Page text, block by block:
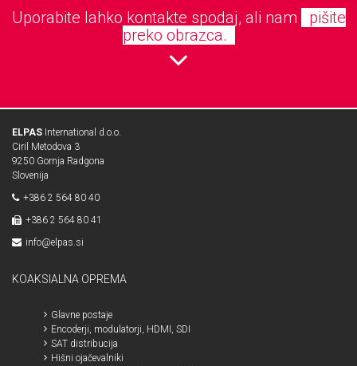
Uporabite lahko kontakte spodaj, ali nam
pišite
preko obrazca.
ELPAS International d.o.o.
Ciril Metodova 3
9250 Gornja Radgona
Slovenija
+386 2 564 80 40
+386 2 564 80 41
info@elpas.si
KOAKSIALNA OPREMA
Glavne postaje
Encoderji, modulatorji, HDMI, SDI
SAT distribucija
Hišni ojačevalniki